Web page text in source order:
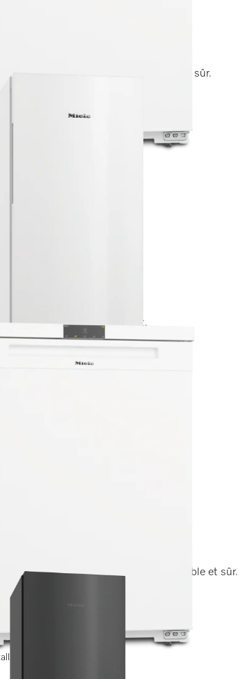
pour un stockage flexible et sûr.
énergétique
gratuites
XXL pour un grand confort.
énergétique
gratuites
et VarioRoom pour un stockage flexible et sûr.
énergétique
gratuites